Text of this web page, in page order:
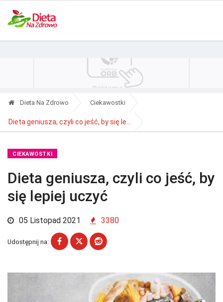
Dieta Na Zdrowo Ciekawostki
Dieta geniusza, czyli co jeść, by się le...
CIEKAWOSTKI
Dieta geniusza, czyli co jeść, by
się lepiej uczyć
05 Listopad 2021 3380
Udostępnij na: